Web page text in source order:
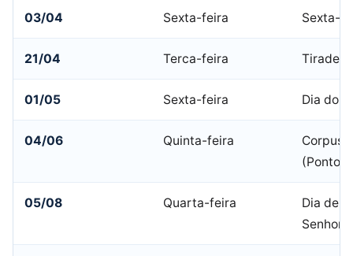
03/04 Sexta-feira Sexta-
21/04 Terca-feira
01/05 Sexta-feira Dia do
04/06 Quinta-feira
Corpus
(Ponto
05/08 Quarta-feira
Dia de